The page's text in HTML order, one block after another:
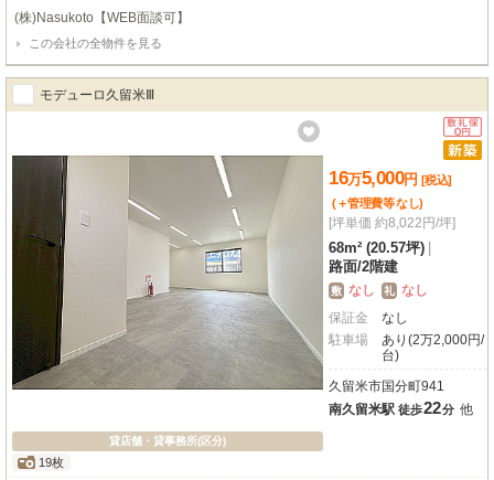
を形にしませんか？南向きで明るい室内は、広々とした68.0㎡。エアコン完備
で、快適な環境でスタートできますね。小売・物販、教育・スクール、事務所
など、様々な業種におすすめです。特に嬉しいのは、各戸に無料駐車場が4台
も付いていること！お客様もスタッフの方も、車でのアクセスがとても便利に
なります。さらに、ハローデイ国分店まで徒歩3分、業務スーパー国分店まで
徒歩6分と、お買い物にも困らない便利な立地。初期費用を抑えられるフリー
レント1ヶ月も魅力的です。新しいスタートを応援するこの物件で、ぜひ理想
のビジネスライフを実現してください。お気軽にお問い合わせくださいね。
(株)Nasukoto【WEB面談可】
この会社の全物件を見る
モデューロ久留米Ⅲ
貸店舗・貸事務所(区分)
19枚
16万5,000円 [税込]
(＋管理費等なし)
[坪単価 約8,022円/坪]
68m² (20.57坪)
路面/2階建
敷 なし 礼 なし
保証金
なし
駐車場
あり(2万2,000円/
台)
久留米市国分町941
南久留米駅 徒歩22分 他